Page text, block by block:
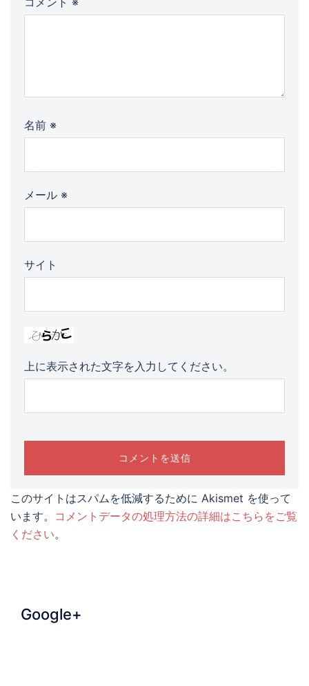
名前 ※
メール ※
サイト
上に表示された文字を入力してください。
このサイトはスパムを低減するために Akismet を使って
います。 コメントデータの処理方法の詳細はこちらをご覧
ください。
Google+